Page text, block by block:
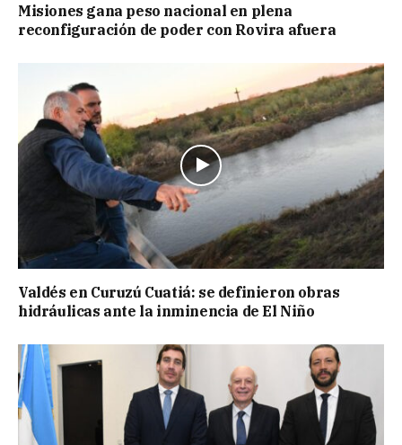
Misiones gana peso nacional en plena
reconfiguración de poder con Rovira afuera
Valdés en Curuzú Cuatiá: se definieron obras
hidráulicas ante la inminencia de El Niño